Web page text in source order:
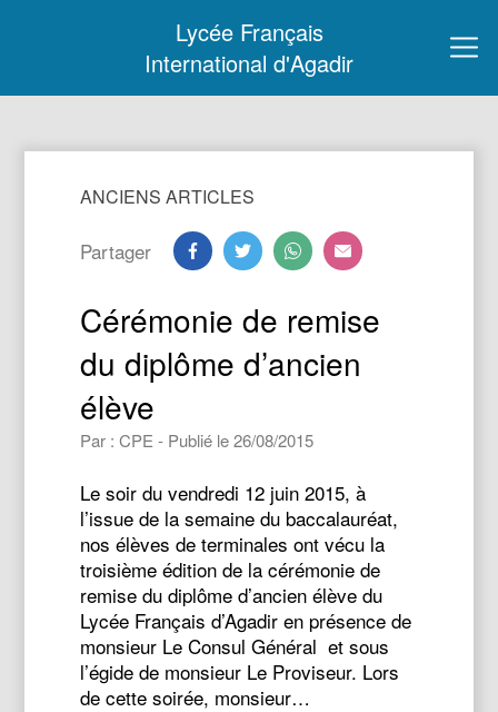
Lycée Français
International d'Agadir
ANCIENS ARTICLES
Partager
Cérémonie de remise
du diplôme d’ancien
élève
Par : CPE - Publié le 26/08/2015
Le soir du vendredi 12 juin 2015, à
l’issue de la semaine du baccalauréat,
nos élèves de terminales ont vécu la
troisième édition de la cérémonie de
remise du diplôme d’ancien élève du
Lycée Français d’Agadir en présence de
monsieur Le Consul Général et sous
l’égide de monsieur Le Proviseur. Lors
de cette soirée, monsieur…